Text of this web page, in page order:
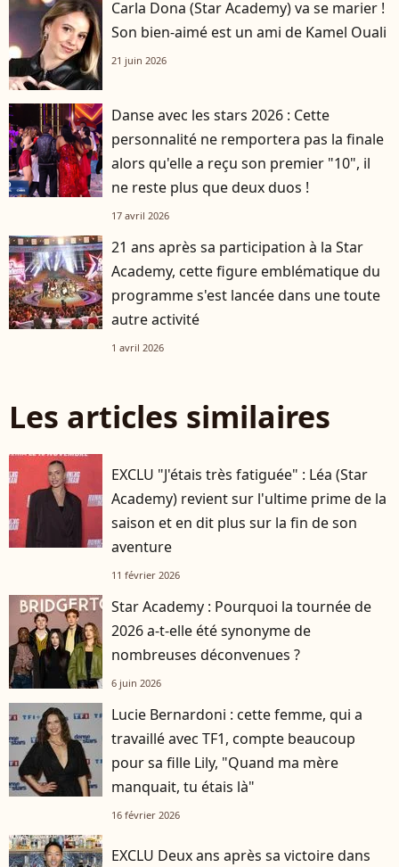
Carla Dona (Star Academy) va se marier !
Son bien-aimé est un ami de Kamel Ouali
21 juin 2026
Danse avec les stars 2026 : Cette
personnalité ne remportera pas la finale
alors qu'elle a reçu son premier "10", il
ne reste plus que deux duos !
17 avril 2026
21 ans après sa participation à la Star
Academy, cette figure emblématique du
programme s'est lancée dans une toute
autre activité
1 avril 2026
Les articles similaires
EXCLU "J'étais très fatiguée" : Léa (Star
Academy) revient sur l'ultime prime de la
saison et en dit plus sur la fin de son
aventure
11 février 2026
Star Academy : Pourquoi la tournée de
2026 a-t-elle été synonyme de
nombreuses déconvenues ?
6 juin 2026
Lucie Bernardoni : cette femme, qui a
travaillé avec TF1, compte beaucoup
pour sa fille Lily, "Quand ma mère
manquait, tu étais là"
16 février 2026
EXCLU Deux ans après sa victoire dans